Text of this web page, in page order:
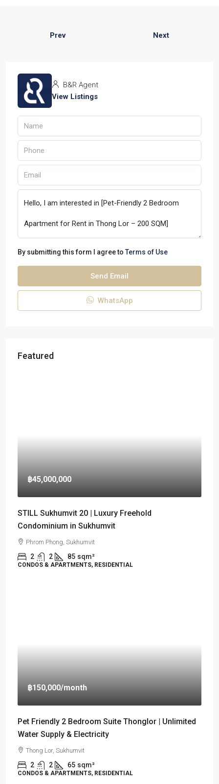
Prev Next
B&R Agent
View Listings
By submitting this form I agree to Terms of Use
Send Email
WhatsApp
Featured
฿45,000,000
STILL Sukhumvit 20 | Luxury Freehold
Condominium in Sukhumvit
Phrom Phong, Sukhumvit
2 2 85 sqm²
CONDOS & APARTMENTS, RESIDENTIAL
฿150,000/month
Pet Friendly 2 Bedroom Suite Thonglor | Unlimited
Water Supply & Electricity
Thong Lor, Sukhumvit
2 2 65 sqm²
CONDOS & APARTMENTS, RESIDENTIAL